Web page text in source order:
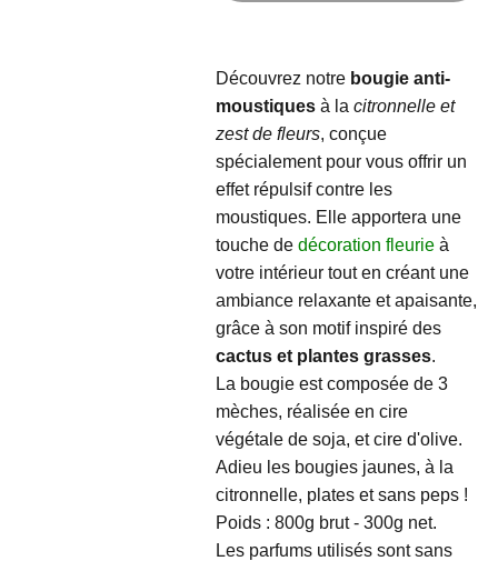
Découvrez notre bougie anti-
moustiques à lacitronnelle et
zest de fleurs, conçue
spécialement pour vous offrir un
effet répulsif contre les
moustiques. Elle apportera une
touche dedécoration fleurieà
votre intérieur tout en créant une
ambiance relaxante et apaisante,
grâce à son motif inspiré des
cactus et plantes grasses.
La bougie est composée de 3
mèches, réalisée en cire
végétale de soja, et cire d'olive.
Adieu les bougies jaunes, à la
citronnelle, plates et sans peps !
Poids : 800g brut - 300g net.
Les parfums utilisés sont sans